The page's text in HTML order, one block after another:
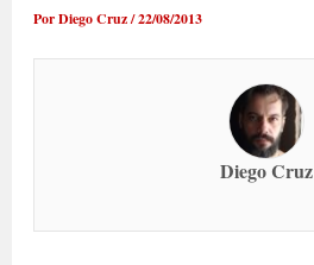
PorDiego Cruz/22/08/2013
Diego Cruz